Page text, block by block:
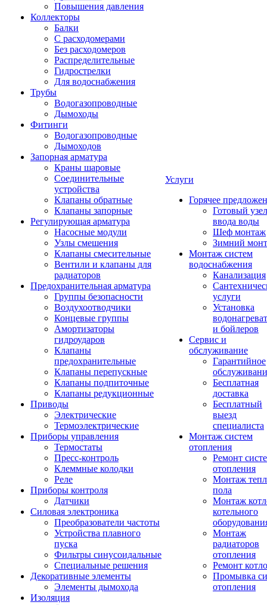
Повышения давления
Коллекторы
Балки
С расходомерами
Без расходомеров
Распределительные
Гидрострелки
Для водоснабжения
Трубы
Водогазопроводные
Дымоходы
Фитинги
Водогазопроводные
Дымоходов
Запорная арматура
Краны шаровые
Соединительные
устройства
Клапаны обратные
Клапаны запорные
Регулирующая арматура
Насосные модули
Узлы смешения
Клапаны смесительные
Вентили и клапаны для
радиаторов
Предохранительная арматура
Группы безопасности
Воздухоотводчики
Концевые группы
Амортизаторы
гидроударов
Клапаны
предохранительные
Клапаны перепускные
Клапаны подпиточные
Клапаны редукционные
Приводы
Электрические
Термоэлектрические
Приборы управления
Термостаты
Пресс-контроль
Клеммные колодки
Реле
Приборы контроля
Датчики
Силовая электроника
Преобразователи частоты
Устройства плавного
пуска
Фильтры синусоидальные
Специальные решения
Декоративные элементы
Элементы дымохода
Изоляция
Услуги
Горячее
Готовый узел
ввода воды
Шеф монтаж
Зимний
Монтаж систем
водоснабжения
Канализация
услуги
Установка
и бойлеров
Сервис и
обслуживание
Гарантийное
Бесплатная
доставка
Бесплатный
выезд
специалиста
Монтаж систем
отопления
Ремонт
отопления
Монтаж
пола
Монтаж
котельного
Монтаж
радиаторов
отопления
Ремонт
Промывка
отопления